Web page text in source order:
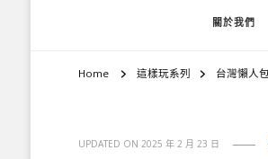
關於我們
Home 這樣玩系列 台灣懶人包
UPDATED ON 2025 年 2 月 23 日